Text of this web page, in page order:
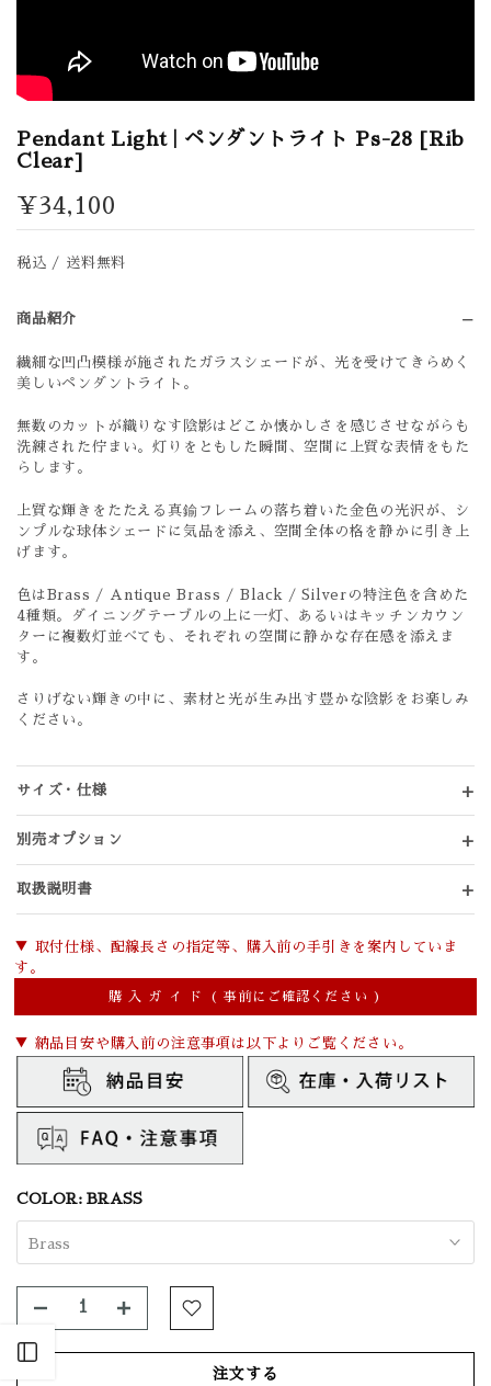
Open sidebar
Pendant Light | ペンダントライト Ps-28 [Rib
Clear]
¥34,100
税込 / 送料無料
商品紹介
繊細な凹凸模様が施されたガラスシェードが、光を受けてきらめく
美しいペンダントライト。
無数のカットが織りなす陰影はどこか懐かしさを感じさせながらも
洗練された佇まい。灯りをともした瞬間、空間に上質な表情をもた
らします。
上質な輝きをたたえる真鍮フレームの落ち着いた金色の光沢が、シ
ンプルな球体シェードに気品を添え、空間全体の格を静かに引き上
げます。
色はBrass / Antique Brass / Black / Silverの特注色を含めた
4種類。ダイニングテーブルの上に一灯、あるいはキッチンカウン
ターに複数灯並べても、それぞれの空間に静かな存在感を添えま
す。
さりげない輝きの中に、素材と光が生み出す豊かな陰影をお楽しみ
ください。
サイズ・仕様
別売オプション
取扱説明書
▼ 取付仕様、配線長さの指定等、購入前の手引きを案内していま
す。
購 入 ガ イ ド ( 事前にご確認ください )
▼ 納品目安や購入前の注意事項は以下よりご覧ください。
COLOR: BRASS
Brass
注文する